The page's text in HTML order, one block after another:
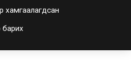
хамгаалагдсан